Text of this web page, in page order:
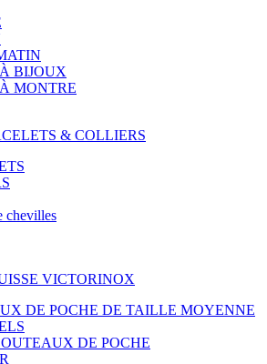
BIJOUX
MONTRE
& COLLIERS
chevilles
VICTORINOX
DE POCHE DE TAILLE MOYENNE
DE POCHE